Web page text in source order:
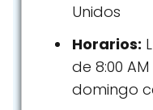
Unidos
Horarios:
de 8:00
domingo